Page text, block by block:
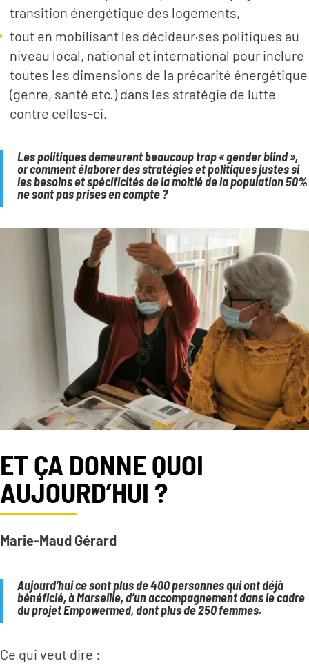
transition énergétique des logements,
tout en mobilisant les décideur·ses politiques au
niveau local, national et international pour inclure
toutes les dimensions de la précarité énergétique
(genre, santé etc.) dans les stratégie de lutte
contre celles-ci.
Les politiques demeurent beaucoup trop « gender blind »,
or comment élaborer des stratégies et politiques justes si
les besoins et spécificités de la moitié de la population 50%
ne sont pas prises en compte ?
ET ÇA DONNE QUOI
AUJOURD’HUI ?
Marie-Maud Gérard
Aujourd’hui ce sont plus de 400 personnes qui ont déjà
bénéficié, à Marseille, d’un accompagnement dans le cadre
du projet Empowermed, dont plus de 250 femmes.
Ce qui veut dire :